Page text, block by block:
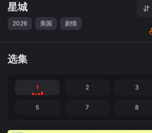
星城
2026 美国 剧情
选集
1 2 3
5 7 8